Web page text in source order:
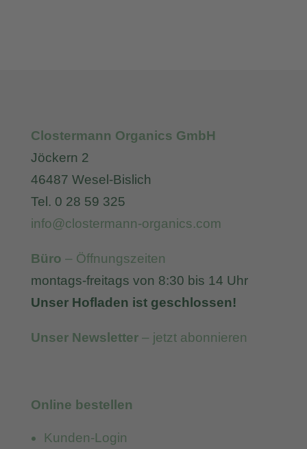
Clostermann Organics GmbH
Jöckern 2
46487 Wesel-Bislich
Tel. 0 28 59 325
info@clostermann-organics.com
Büro – Öffnungszeiten
montags-freitags von 8:30 bis 14 Uhr
Unser Hofladen ist geschlossen!
Unser Newsletter– jetzt abonnieren
Online bestellen
Kunden-Login